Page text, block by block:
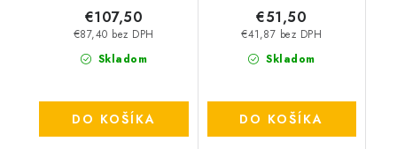
Skladom
€87,40 bez DPH
€107,50
DO KOŠÍKA
Skladom
€41,87 bez DPH
€51,50
DO KOŠÍKA